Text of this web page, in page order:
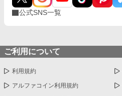
公式SNS一覧
ご利用について
利用規約
アルファコイン利用規約